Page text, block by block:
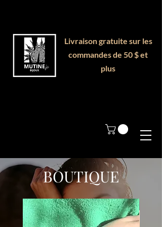
Livraison gratuite sur les
commandes de 50 $ et
plus
BOUTIQUE